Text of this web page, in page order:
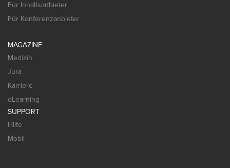
Für Inhaltsanbieter
Für Konferenzanbieter
MAGAZINE
Medizin
Jura
Karriere
eLearning
SUPPORT
Hilfe
Mobil